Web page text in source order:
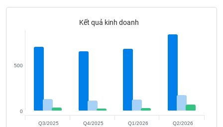
Kết quả kinh doanh
0
500
Q3/2025 Q4/2025 Q1/2026 Q2/2026
Tất cả Người nội bộ Người liên quan